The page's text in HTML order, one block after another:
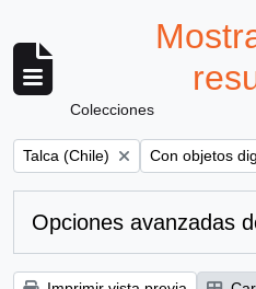
Colecciones
Remove filter:
Talca (Chile) Remove filter:
Con objetos
Opciones avanzadas